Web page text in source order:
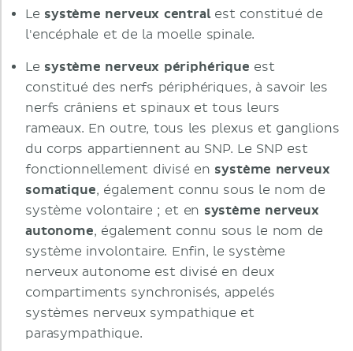
Le système nerveux central est constitué de
l'encéphale et de la moelle spinale.
Le système nerveux périphérique est
constitué des nerfs périphériques, à savoir les
nerfs crâniens et spinaux et tous leurs
rameaux. En outre, tous les plexus et ganglions
du corps appartiennent au SNP. Le SNP est
fonctionnellement divisé en système nerveux
somatique, également connu sous le nom de
système volontaire ; et en système nerveux
autonome, également connu sous le nom de
système involontaire. Enfin, le système
nerveux autonome est divisé en deux
compartiments synchronisés, appelés
systèmes nerveux sympathique et
parasympathique.